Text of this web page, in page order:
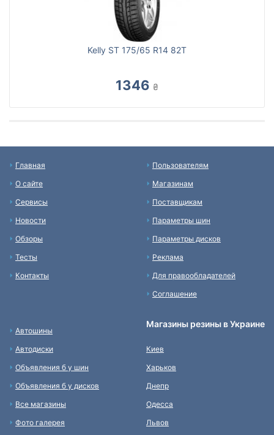
Kelly ST 175/65 R14 82T
1346 ₴
Главная
О сайте
Сервисы
Новости
Обзоры
Тесты
Контакты
Пользователям
Магазинам
Поставщикам
Параметры шин
Параметры дисков
Реклама
Для правообладателей
Соглашение
Автошины
Автодиски
Объявления б у шин
Объявления б у дисков
Все магазины
Фото галерея
Магазины резины в Украине
Киев
Харьков
Днепр
Одесса
Львов